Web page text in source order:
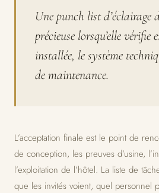
Une punch list d’éclairage
précieuse lorsqu’elle vérifie
installée, le système
de maintenance.
L’acceptation finale est le point de
de conception, les preuves d’usine,
l’exploitation de l’hôtel. La liste de
que les invités voient, quel personnel